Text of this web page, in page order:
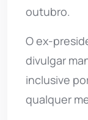
outubro.
O ex-
divulgar
inclusive
qualquer